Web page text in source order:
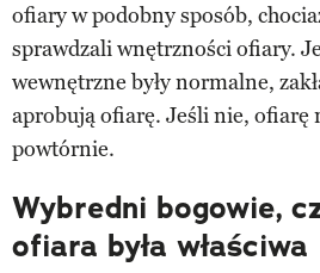
ofiary w podobny sposób,
sprawdzali wnętrzności ofiary.
wewnętrzne były normalne,
aprobują ofiarę. Jeśli nie, ofiarę
powtórnie.
Wybredni bogowie,
ofiara była właściwa